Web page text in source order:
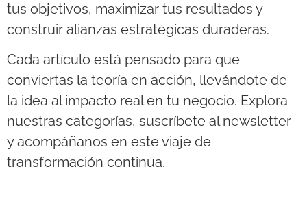
tus objetivos, maximizar tus resultados y
construir alianzas estratégicas duraderas.
Cada artículo está pensado para que
conviertas la teoría en acción, llevándote de
la idea al impacto real en tu negocio. Explora
nuestras categorías, suscríbete al newsletter
y acompáñanos en este viaje de
transformación continua.